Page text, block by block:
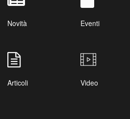
Novità Eventi
Articoli Video